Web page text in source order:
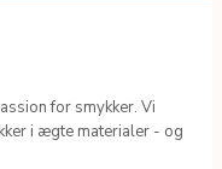
for smykker. Vi
i ægte materialer - og